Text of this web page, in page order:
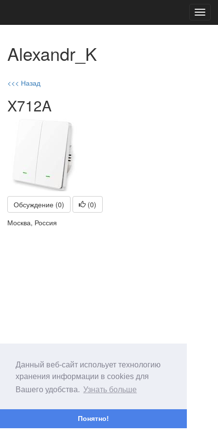
Данный веб-сайт испольует технологию
хранения информации в cookies для
Вашего удобства. Узнать больше
Понятно!
Alexandr_K
<<< Назад
X712A
Обсуждение (0) (0)
Москва, Россия